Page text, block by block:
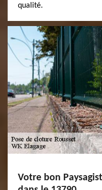
qualité.
Votre bon